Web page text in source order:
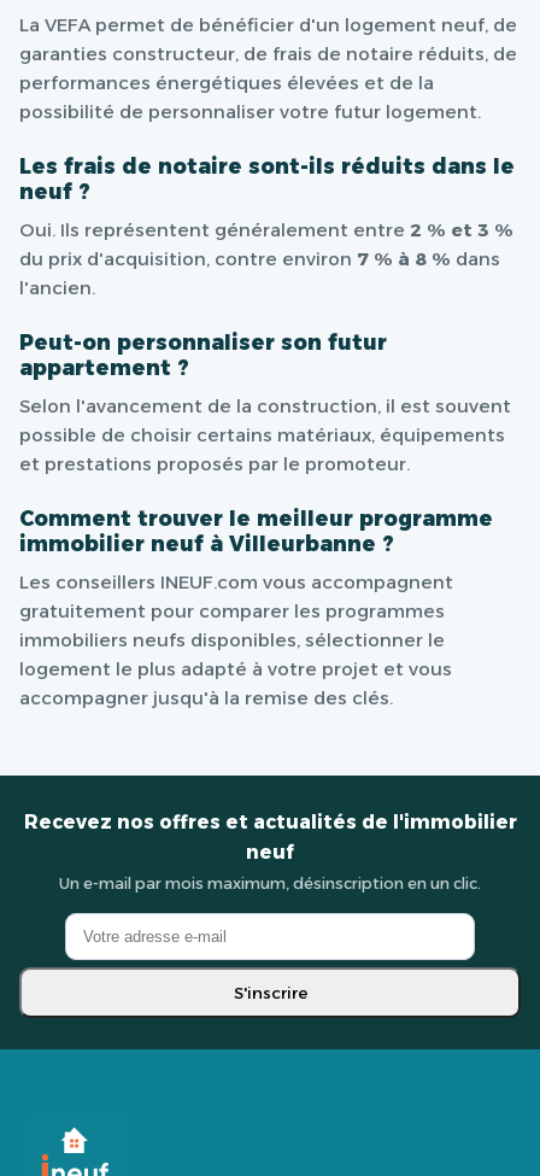
La VEFA permet de bénéficier d'un logement neuf, de
garanties constructeur, de frais de notaire réduits, de
performances énergétiques élevées et de la
possibilité de personnaliser votre futur logement.
Les frais de notaire sont-ils réduits dans le
neuf ?
Oui. Ils représentent généralement entre 2 % et 3 %
du prix d'acquisition, contre environ 7 % à 8 % dans
l'ancien.
Peut-on personnaliser son futur
appartement ?
Selon l'avancement de la construction, il est souvent
possible de choisir certains matériaux, équipements
et prestations proposés par le promoteur.
Comment trouver le meilleur programme
immobilier neuf à Villeurbanne ?
Les conseillers INEUF.com vous accompagnent
gratuitement pour comparer les programmes
immobiliers neufs disponibles, sélectionner le
logement le plus adapté à votre projet et vous
accompagner jusqu'à la remise des clés.
Recevez nos offres et actualités de l'immobilier
neuf
Un e-mail par mois maximum, désinscription en un clic.
S'inscrire